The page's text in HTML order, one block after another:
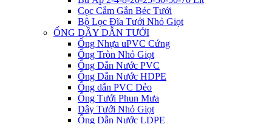
Cọc Cắm Gắn Béc Tưới
Bộ Lọc Đĩa Tưới Nhỏ Giọt
ỐNG DÂY DẪN TƯỚI
Ống Nhựa uPVC Cứng
Ống Tròn Nhỏ Giọt
Ống Dẫn Nước PVC
Ống Dẫn Nước HDPE
Ống dẫn PVC Dẻo
Ống Tưới Phun Mưa
Dây Tưới Nhỏ Giọt
Ống Dẫn Nước LDPE